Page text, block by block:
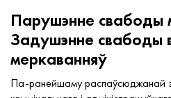
Парушэнне свабоды
Задушэнне свабоды
меркаванняў
Па-ранейшаму распаўсюджанай